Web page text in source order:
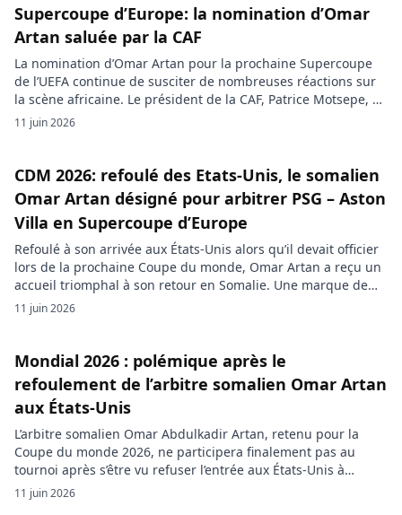
bref, les […]
Supercoupe d’Europe: la nomination d’Omar
Artan saluée par la CAF
La nomination d’Omar Artan pour la prochaine Supercoupe
de l’UEFA continue de susciter de nombreuses réactions sur
la scène africaine. Le président de la CAF, Patrice Motsepe, y
voit une reconnaissance majeure du talent de l’arbitre
11 juin 2026
CDM 2026: refoulé des Etats-Unis, le somalien
Omar Artan désigné pour arbitrer PSG – Aston
Villa en Supercoupe d’Europe
Refoulé à son arrivée aux États-Unis alors qu’il devait officier
lors de la prochaine Coupe du monde, Omar Artan a reçu un
accueil triomphal à son retour en Somalie. Une marque de
soutien forte pour l’arbitre de 34 ans, dont la réputation
continue de grandir sur la scène internationale avec sa
11 juin 2026
Mondial 2026 : polémique après le
refoulement de l’arbitre somalien Omar Artan
aux États-Unis
L’arbitre somalien Omar Abdulkadir Artan, retenu pour la
Coupe du monde 2026, ne participera finalement pas au
tournoi après s’être vu refuser l’entrée aux États-Unis à
l’aéroport de Miami. Les autorités américaines invoquent des
préoccupations de sécurité nationale, tandis que l’intéressé
11 juin 2026